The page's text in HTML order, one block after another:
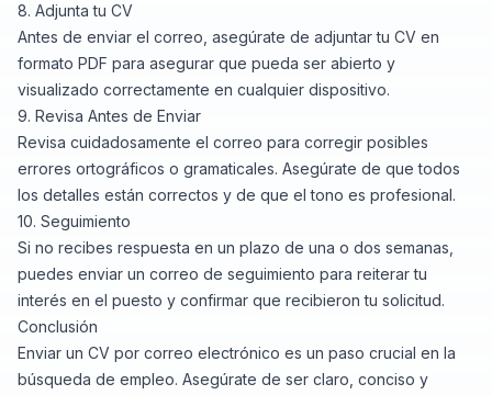
8. Adjunta tu CV
Antes de enviar el correo, asegúrate de adjuntar tu CV en
formato PDF para asegurar que pueda ser abierto y
visualizado correctamente en cualquier dispositivo.
9. Revisa Antes de Enviar
Revisa cuidadosamente el correo para corregir posibles
errores ortográficos o gramaticales. Asegúrate de que todos
los detalles están correctos y de que el tono es profesional.
10. Seguimiento
Si no recibes respuesta en un plazo de una o dos semanas,
puedes enviar un correo de seguimiento para reiterar tu
interés en el puesto y confirmar que recibieron tu solicitud.
Conclusión
Enviar un CV por correo electrónico es un paso crucial en la
búsqueda de empleo. Asegúrate de ser claro, conciso y